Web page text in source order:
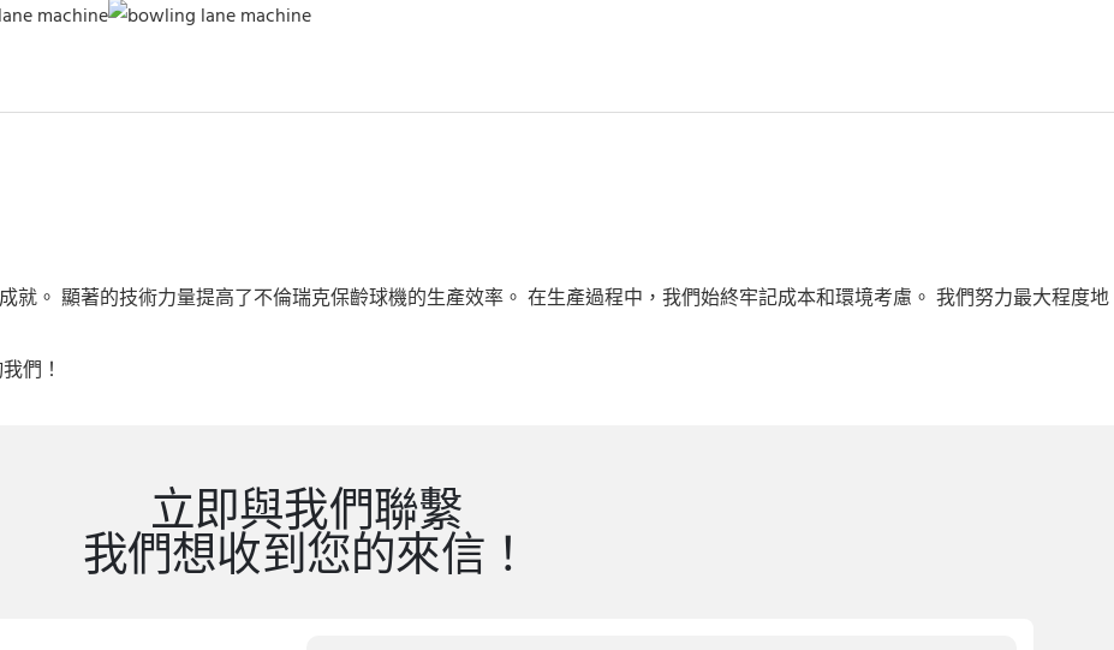
。 顯著的技術力量提高了不倫瑞克保齡球機的生產效率。 在生產過程中，我們始終牢記成本和環境考慮。 我們努力最大程度地
們！
立即與我們聯繫
我們想收到您的來信！